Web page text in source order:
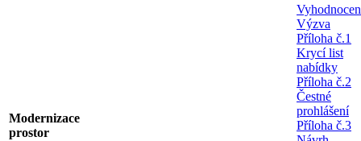
Modernizace
prostor
Výzva
Příloha č.1
Krycí list
nabídky
Příloha č.2
Čestné
prohlášení
Příloha č.3